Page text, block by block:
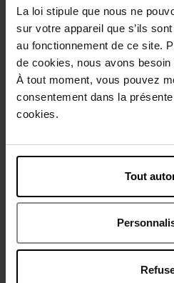
La loi stipule que nous ne
sur votre appareil que s’ils
au fonctionnement de ce site.
de cookies, nous avons
À tout moment, vous pouvez
consentement dans la
cookies.
Tout
CLOSE
20,90 €